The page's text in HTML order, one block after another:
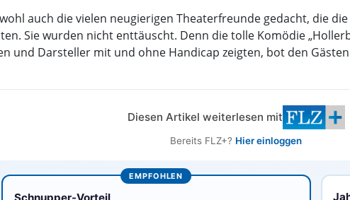
auch die vielen neugierigen Theaterfreunde gedacht, die die
Sie wurden nicht enttäuscht. Denn die tolle Komödie
und Darsteller mit und ohne Handicap zeigten, bot den
Diesen Artikel weiterlesen mit
Bereits FLZ+? Hier einloggen
EMPFOHLEN
Schnupper-Vorteil